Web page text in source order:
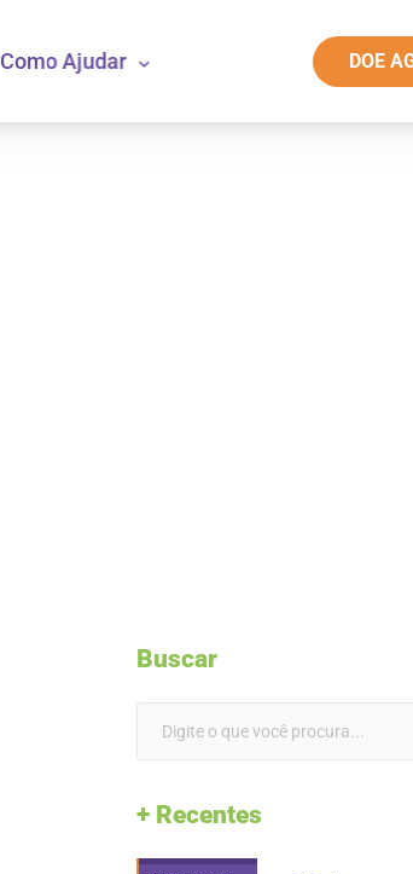
Como Ajudar DOE
Buscar
+ Recentes